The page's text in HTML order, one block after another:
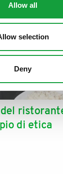
Allow all
selection
Deny
di etica